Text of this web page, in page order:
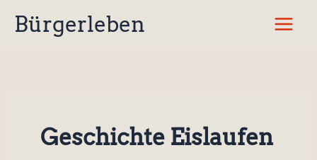
InhaltBürgerleben
Geschichte Eislaufen